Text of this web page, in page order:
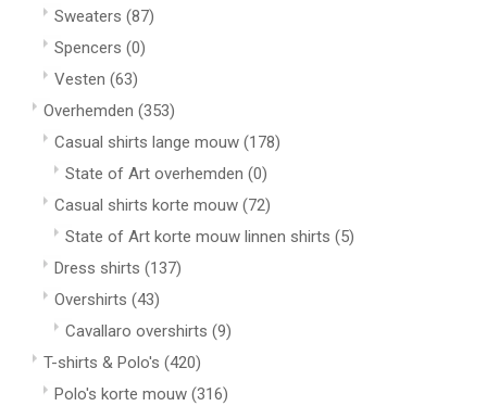
Sweaters (87)
Spencers (0)
Vesten (63)
Overhemden (353)
Casual shirts lange mouw (178)
State of Art overhemden (0)
Casual shirts korte mouw (72)
State of Art korte mouw linnen shirts (5)
Dress shirts (137)
Overshirts (43)
Cavallaro overshirts (9)
T-shirts & Polo's (420)
Polo's korte mouw (316)